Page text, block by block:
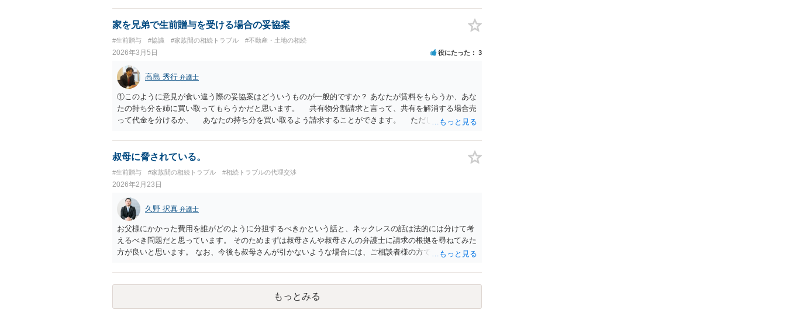
家を兄弟で生前贈与を受ける場合の妥協案
#生前贈与 #協議 #家族間の相続トラブル #不動産・土地の相続
2026年3月5日 役にたった 3
高島 秀行 弁護士
①このように意見が食い違う際の妥協案はどういうものが一般的ですか？ あなたが賃料をもらうか、あな
たの持ち分を姉に買い取ってもらうかだと思います。 共有物分割請求と言って、共有を解消する場合売
って代金を分けるか、 あなたの持ち分を買い取るよう請求することができます。 ただし、共有で贈
ってしまいます。 ②仮に姉がこの家で事業を始めた場合、私に一定の賃貸料を払うのが一般的でしょう
か？ 姉だけ使用することを認めるのであれば賃料をもらったらよいと思います。 ③家や土地を共有
るのでしょうか。 共有で贈与を受けるということは少なく、相続で共有となった場合は遺産分割の際
に なるべく共有にしないで、代償金をもらうか、売って代金を分ける方法にする。 やむなく共有に
なってしまった場合は共有物分割請求で共有状態を解消するのが一般的です。 最初から、共有で相手
が使用することを前提に贈与を受けると 共有物分割請求ができるかどうか微妙になってしまうので、賃
料をもらうくらいしか 解決方法が亡くなってしまう可能性があります。 弁護士に面談で詳しい事
情を話して相談された方がよいと思います。
叔母に脅されている。
#生前贈与 #家族間の相続トラブル #相続トラブルの代理交渉
2026年2月23日
久野 択真 弁護士
お父様にかかった費用を誰がどのように分担するべきかという話と、ネックレスの話は法的には分けて考
えるべき問題だと思っています。 そのためまずは叔母さんや叔母さんの弁護士に請求の根拠を尋ねてみた
方が良いと思います。 なお、今後も叔母さんが引かないような場合には、ご相談者様の方でも弁護士に具
もっとみる